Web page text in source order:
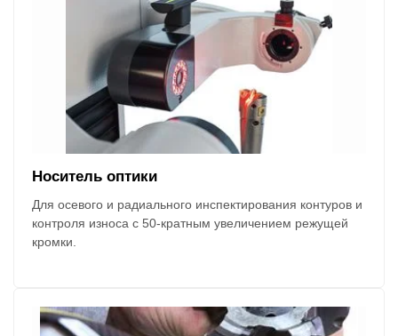
Носитель оптики
Для осевого и радиального инспектирования контуров и
контроля износа с 50-кратным увеличением режущей
кромки.